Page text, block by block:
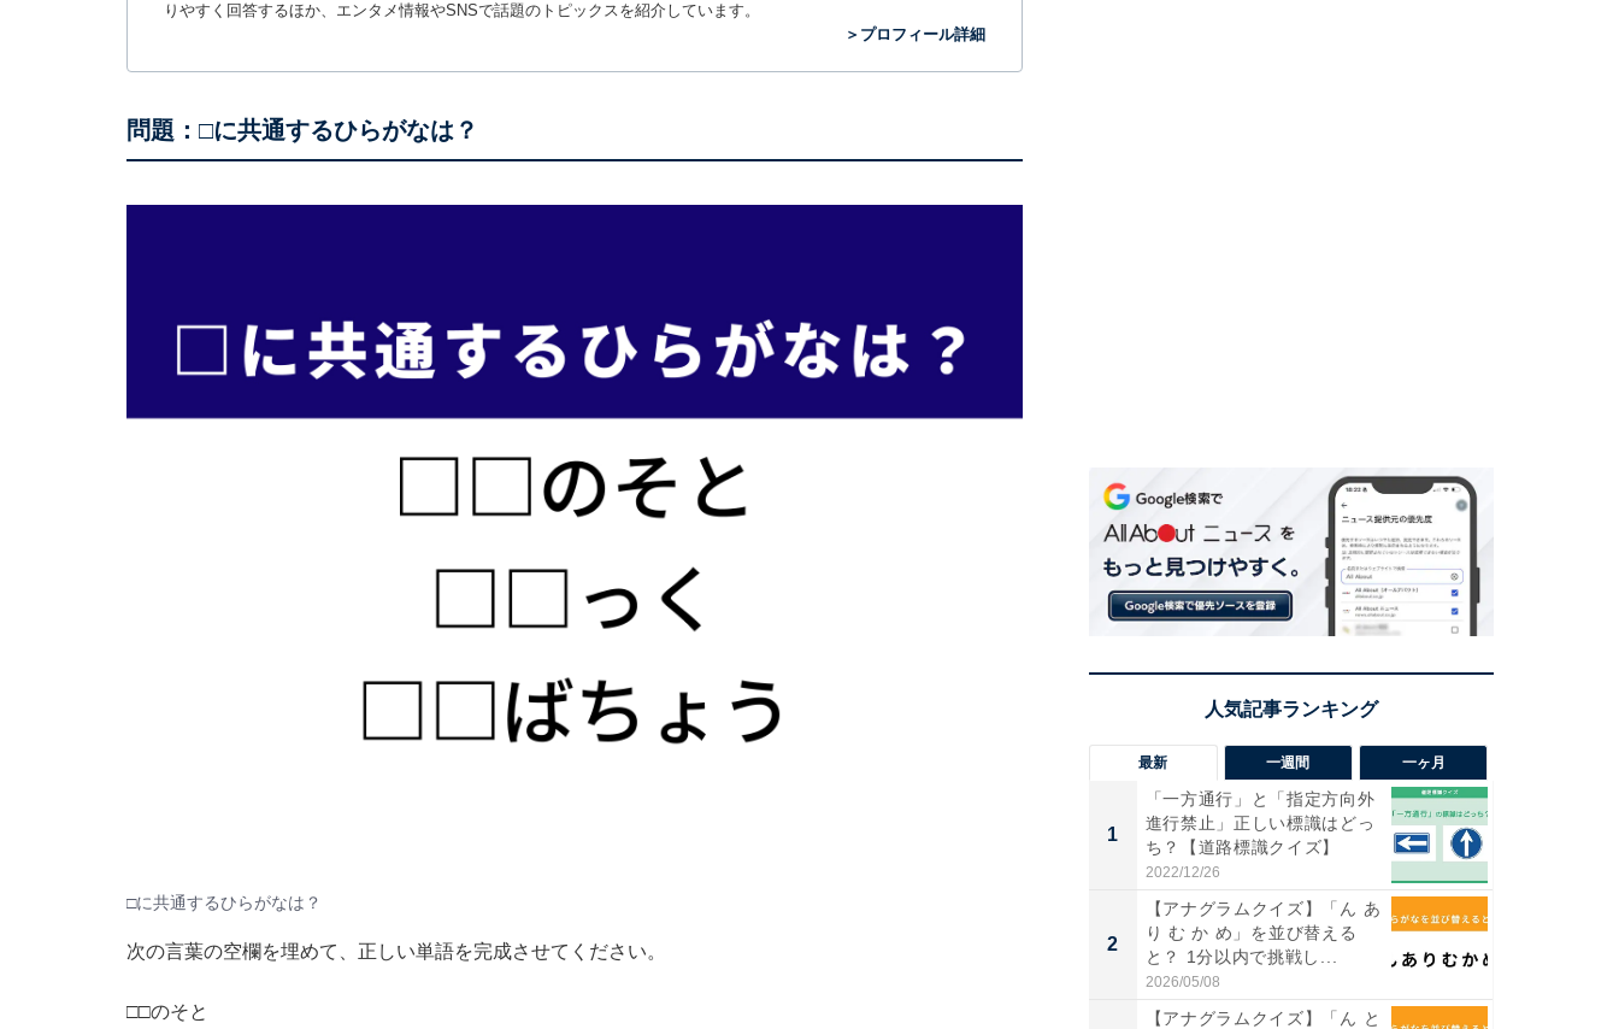
りやすく回答するほか、エンタメ情報やSNSで話題のトピックスを紹介しています。
＞プロフィール詳細
問題：□に共通するひらがなは？
□に共通するひらがなは？
次の言葉の空欄を埋めて、正しい単語を完成させてください。
□□のそと
最新 一週間 一ヶ月
1
「一方通行」と「指定方向外
進行禁止」正しい標識はどっ
ち？【道路標識クイズ】
2022/12/26
2
【アナグラムクイズ】「ん あ
り む か め」を並び替える
と？ 1分以内で挑戦し...
2026/05/08
【アナグラムクイズ】「ん と